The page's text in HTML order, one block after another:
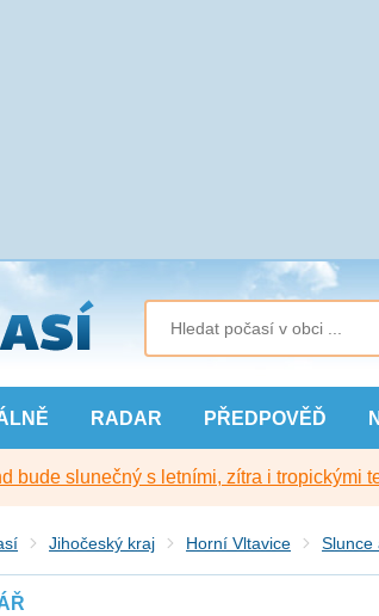
RADAR PŘEDPOVĚĎ
bude slunečný s letními, zítra i tropickými
Jihočeský kraj Horní Vltavice Slunce